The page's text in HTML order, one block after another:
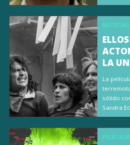
NOTICIAS
LA
La
sólido
Sandra